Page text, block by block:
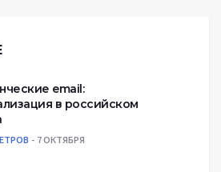
email:
в российском
7 ОКТЯБРЯ